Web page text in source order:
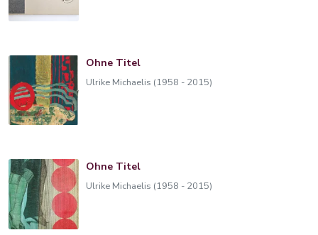
Ohne Titel
Ulrike Michaelis (1958 - 2015)
Ohne Titel
Ulrike Michaelis (1958 - 2015)